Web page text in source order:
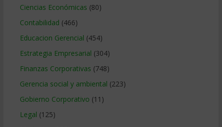
Ciencias Económicas (80)
Contabilidad (466)
Educacion Gerencial (454)
Estrategia Empresarial (304)
Finanzas Corporativas (748)
Gerencia social y ambiental (223)
Gobierno Corporativo (11)
Legal (125)